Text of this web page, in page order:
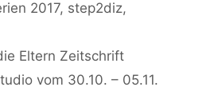
2017, step2diz,
Eltern Zeitschrift
vom 30.10. – 05.11.